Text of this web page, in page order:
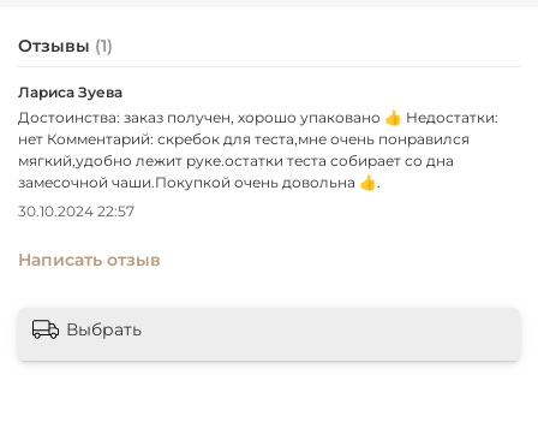
Отзывы (1)
Лариса Зуева
Достоинства: заказ получен, хорошо упаковано 👍 Недостатки:
нет Комментарий: скребок для теста,мне очень понравился
мягкий,удобно лежит руке.остатки теста собирает со дна
замесочной чаши.Покупкой очень довольна 👍.
30.10.2024 22:57
Написать отзыв
Выбрать